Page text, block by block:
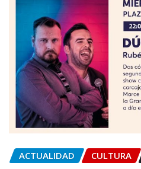
ACTUALIDAD CULTURA